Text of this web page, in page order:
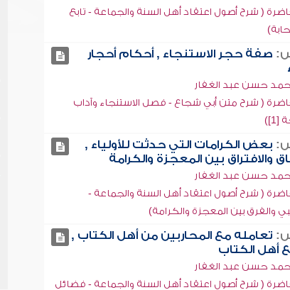
( شرح أصول اعتقاد أهل السنة والجماعة - تابع
صفة حجر الاستنجاء , أحكام أحجار
حسن عبد الغفار
( شرح متن أبي شجاع - فصل الاستنجاء وآداب
بعض الكرامات التي حدثت للأولياء ,
والافتراق بين المعجزة والكرامة
حسن عبد الغفار
( شرح أصول اعتقاد أهل السنة والجماعة -
والفرق بين المعجزة والكرامة)
تعامله مع المحاربين من أهل الكتاب ,
أهل الكتاب
حسن عبد الغفار
( شرح أصول اعتقاد أهل السنة والجماعة - فضائل